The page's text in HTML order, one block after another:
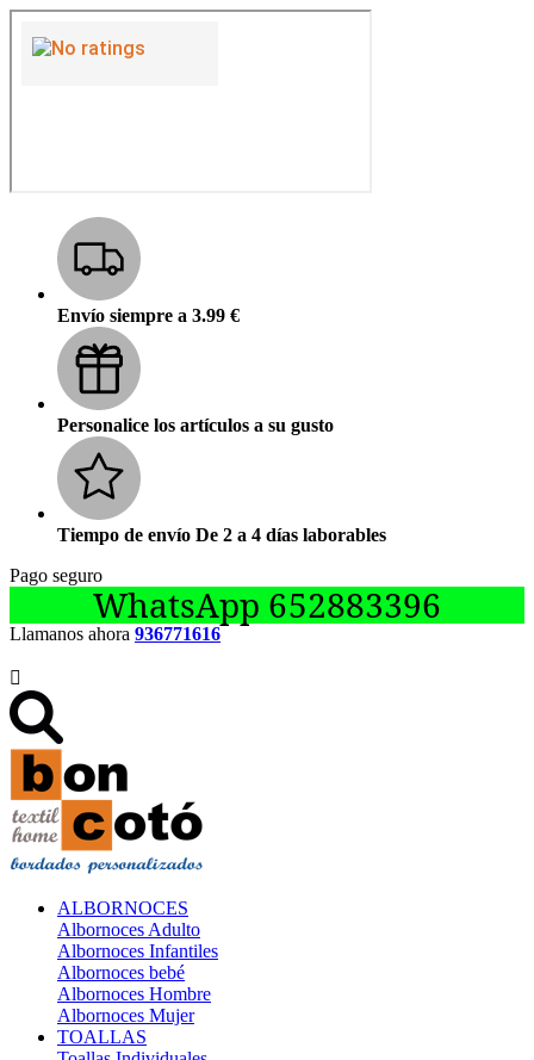
Envío siempre a 3.99 €
Personalice los artículos a su gusto
Tiempo de envío De 2 a 4 días laborables
Pago seguro
WhatsApp 652883396
Llamanos ahora 936771616

ALBORNOCES
Albornoces Adulto
Albornoces Infantiles
Albornoces bebé
Albornoces Hombre
Albornoces Mujer
TOALLAS